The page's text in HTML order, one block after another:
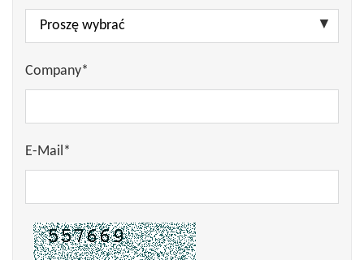
Company*
E-Mail*